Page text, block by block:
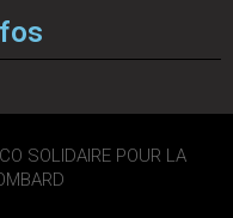
SOLIDAIRE POUR LA